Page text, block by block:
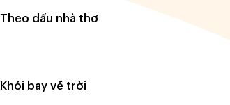
Theo dấu nhà thơ
Khói bay về trời